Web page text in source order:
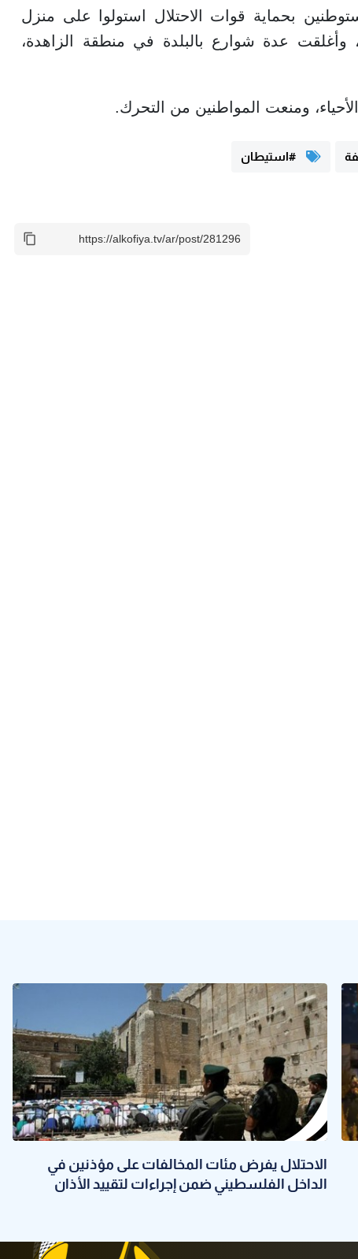
بحماية قوات الاحتلال استولوا على منزل
وأغلقت عدة شوارع بالبلدة في منطقة الزاهدة،
ومنعت المواطنين من التحرك.
#استيطان
الاحتلال يفرض مئات المخالفات على مؤذنين في
الداخل الفلسطيني ضمن إجراءات لتقييد الأذان